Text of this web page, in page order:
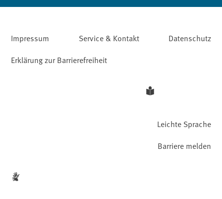
Impressum Service & Kontakt
Datenschutz
Erklärung zur Barrierefreiheit
Leichte Sprache
Barriere melden